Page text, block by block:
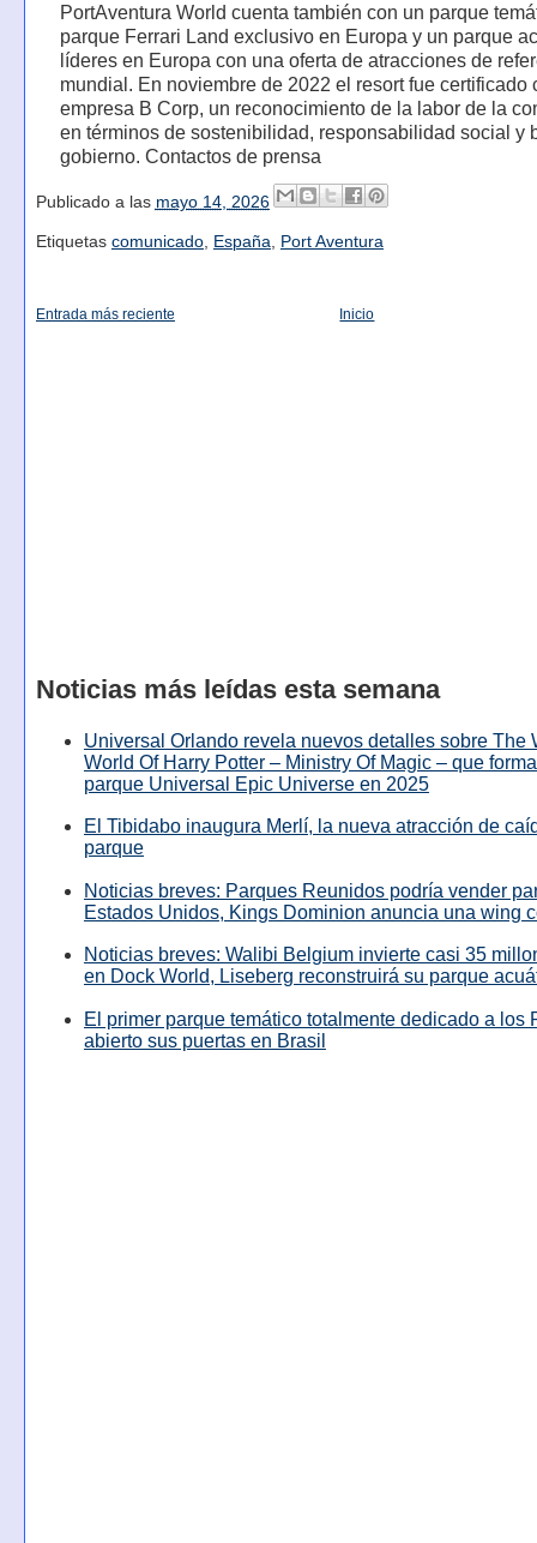
PortAventura World cuenta también con un parque
parque Ferrari Land exclusivo en Europa y un parque
líderes en Europa con una oferta de atracciones de
mundial. En noviembre de 2022 el resort fue certificado
empresa B Corp, un reconocimiento de la labor de la
en términos de sostenibilidad, responsabilidad social y
gobierno. Contactos de prensa
Publicado a las mayo 14, 2026
Etiquetas comunicado, España Port Aventura
Entrada más reciente Inicio
Noticias más leídas esta semana
Universal Orlando revela nuevos detalles sobre The
World Of Harry Potter – Ministry Of Magic – que
parque Universal Epic Universe en 2025
El Tibidabo inaugura Merlí, la nueva atracción de
parque
Noticias breves: Parques Reunidos podría vender
Estados Unidos, Kings Dominion anuncia una wing
Noticias breves: Walibi Belgium invierte casi 35
en Dock World, Liseberg reconstruirá su parque
El primer parque temático totalmente dedicado a los
abierto sus puertas en Brasil